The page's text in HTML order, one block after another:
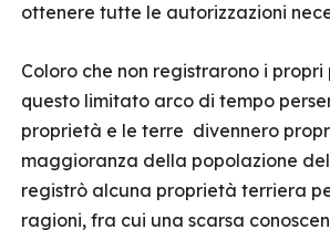
ottenere tutte le autorizzazioni
Coloro che non registrarono i propri
questo limitato arco di tempo
proprietà e le terre divennero
maggioranza della popolazione
registrò alcuna proprietà terriera
ragioni, fra cui una scarsa